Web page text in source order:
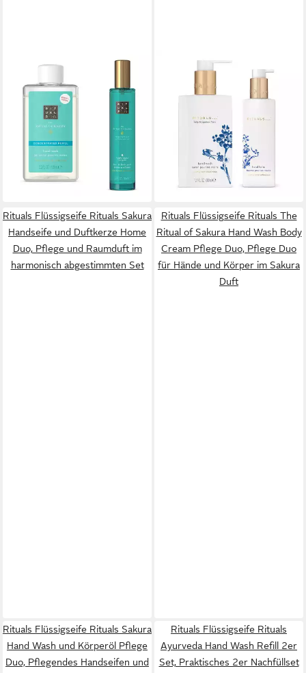
RITUALS
of Karma Handseife Refill und
Hair Body Mist Set, Pflege
und Duft Ritual für Hände,
Haar und Körper
54,90 € 64,90 €
(27,45 €/ 1 Stk)
-15%
lieferbar - in 2-3 Werktagen bei dir
Amsterdam Collection
Handbalsam, Harmonisch
abgestimmtes Handpflege
Duo mit Amsterdam Duft
60,90 €
(25,45 €/ 1 Stk)
lieferbar - in 2-3 Werktagen bei dir
Rituals Flüssigseife Rituals Sakura
Handseife und Duftkerze Home
Duo, Pflege und Raumduft im
harmonisch abgestimmten Set
Rituals Flüssigseife Rituals The
Ritual of Sakura Hand Wash Body
Cream Pflege Duo, Pflege Duo
für Hände und Körper im Sakura
Duft
Rituals Flüssigseife Rituals Sakura
Hand Wash und Körperöl Pflege
Duo, Pflegendes Handseifen und
Rituals Flüssigseife Rituals
Ayurveda Hand Wash Refill 2er
Set, Praktisches 2er Nachfüllset